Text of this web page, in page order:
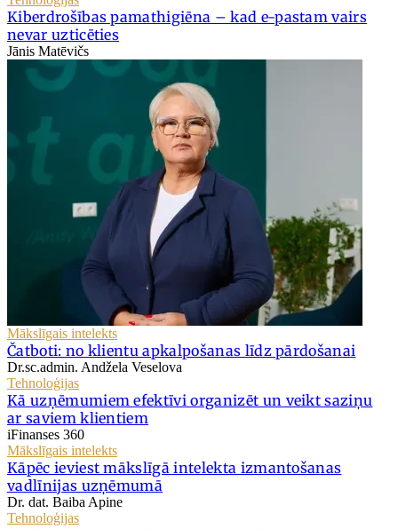
Kiberdrošības pamathigiēna – kad e-pastam vairs
nevar uzticēties
Jānis Matēvičs
Mākslīgais intelekts
Čatboti: no klientu apkalpošanas līdz pārdošanai
Dr.sc.admin. Andžela Veselova
Tehnoloģijas
Kā uzņēmumiem efektīvi organizēt un veikt saziņu
ar saviem klientiem
iFinanses 360
Mākslīgais intelekts
Kāpēc ieviest mākslīgā intelekta izmantošanas
vadlīnijas uzņēmumā
Dr. dat. Baiba Apine
Tehnoloģijas